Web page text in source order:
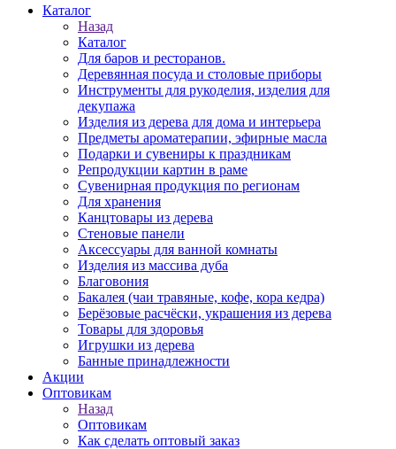
Каталог
Назад
Каталог
Для баров и ресторанов.
Деревянная посуда и столовые приборы
Инструменты для рукоделия, изделия для
декупажа
Изделия из дерева для дома и интерьера
Предметы ароматерапии, эфирные масла
Подарки и сувениры к праздникам
Репродукции картин в раме
Сувенирная продукция по регионам
Для хранения
Канцтовары из дерева
Стеновые панели
Аксессуары для ванной комнаты
Изделия из массива дуба
Благовония
Бакалея (чаи травяные, кофе, кора кедра)
Берёзовые расчёски, украшения из дерева
Товары для здоровья
Игрушки из дерева
Банные принадлежности
Акции
Оптовикам
Назад
Оптовикам
Как сделать оптовый заказ